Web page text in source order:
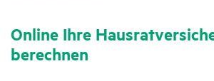
Online Ihre
berechnen